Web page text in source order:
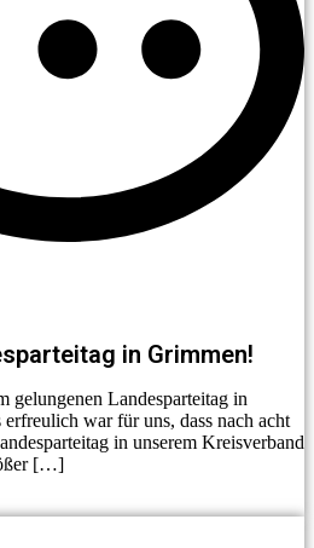
in Grimmen!
gelungenen Landesparteitag in
war für uns, dass nach acht
in unserem Kreisverband
[…]